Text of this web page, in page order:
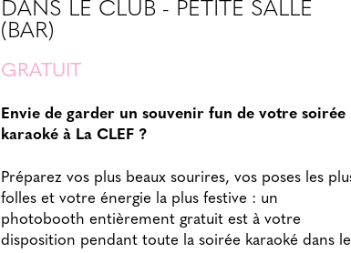
DANS LE CLUB - PETITE SALLE
(BAR)
GRATUIT
Envie de garder un souvenir fun de votre soirée
karaoké à La CLEF ?
Préparez vos plus beaux sourires, vos poses les
folles et votre énergie la plus festive : un
photobooth entièrement gratuit est à votre
disposition pendant toute la soirée karaoké dans le